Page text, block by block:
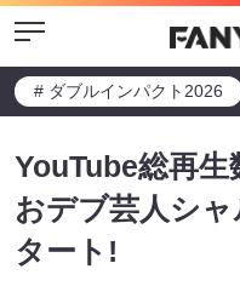
Menu
# ダブルインパクト2026
YouTube総再
おデブ芸人シ
タート!